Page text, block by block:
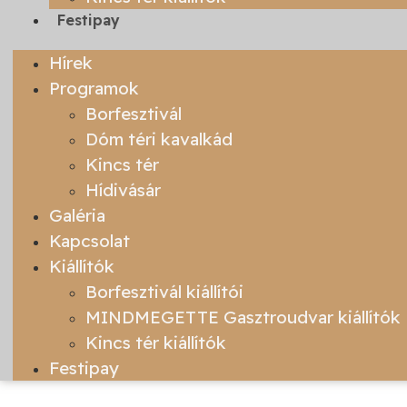
Festipay
Hírek
Programok
Borfesztivál
Dóm téri kavalkád
Kincs tér
Hídivásár
Galéria
Kapcsolat
Kiállítók
Borfesztivál kiállítói
MINDMEGETTE Gasztroudvar kiállítók
Kincs tér kiállítók
Festipay